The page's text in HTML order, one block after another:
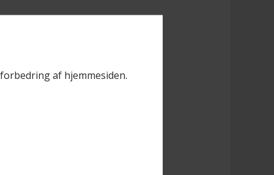
af hjemmesiden.